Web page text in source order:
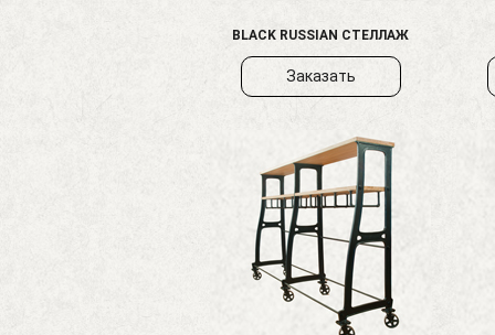
BLACK RUSSIAN СТЕЛЛАЖ
Заказать